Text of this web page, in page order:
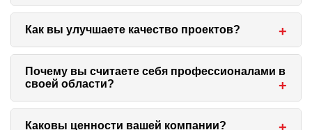
учитываем объем работ, ресурсы и
сроки. Наша компания участвует как
Технический заказчик, Генеральный
проектировщик и Генподрядчик, что
обеспечивает эффективность и
рентабельность проекта.
Мы строим объекты для крупных
компаний, а также возводим
промышленные объекты, используя
современные технологии.
Как вы улучшаете качество проектов?
Мы заметили, что проектная
документация от Заказчиков не всегда
качественная, поэтому решили
Почему вы считаете себя профессионалами в
своей области?
Мы накопили серьезный трудовой опыт,
Каковы ценности вашей компании?